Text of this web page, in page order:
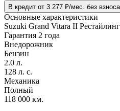
В кредит от 3 277 ₽/мес. без взноса
Основные характеристики
Suzuki Grand Vitara II Рестайлинг
Гарантия 2 года
Внедорожник
Бензин
2.0 л.
128 л. с.
Механика
Полный
118 000 км.